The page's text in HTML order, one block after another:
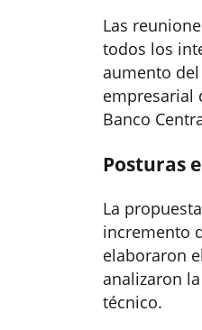
Las
todos los
aumento
empresarial
Banco
Posturas
La
incremento
elaboraron
analizaron
técnico.